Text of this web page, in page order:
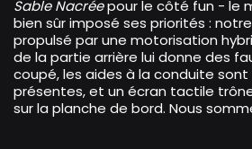
Sable Nacréepour le côté fun - le
bien sûr imposé ses priorités :
propulsé par une motorisation
de la partie arrière lui donne des
coupé, les aides à la conduite
présentes, et un écran tactile
sur la planche de bord. Nous